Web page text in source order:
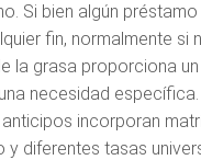
Si bien algún
fin, normalmente si
la grasa proporciona
necesidad
incorporan
y diferentes tasas